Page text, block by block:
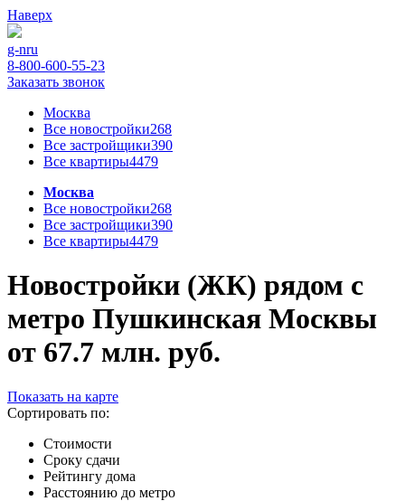
Наверх
g-nru
8-800-600-55-23
Заказать звонок
Москва
Все новостройки268
Все застройщики390
Все квартиры4479
Москва
Все новостройки268
Все застройщики390
Все квартиры4479
Новостройки (ЖК) рядом с
метро Пушкинская Москвы
от 67.7 млн. руб.
Показать на карте
Сортировать по:
Стоимости
Сроку сдачи
Рейтингу дома
Расстоянию до метро